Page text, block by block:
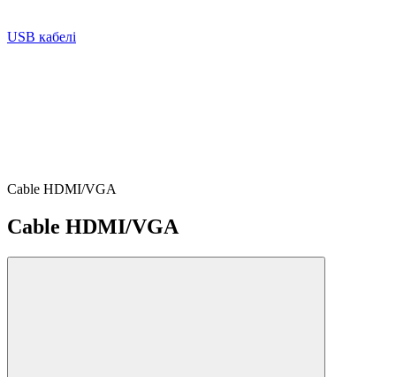
USB кабелі
Cable HDMI/VGA
Cable HDMI/VGA